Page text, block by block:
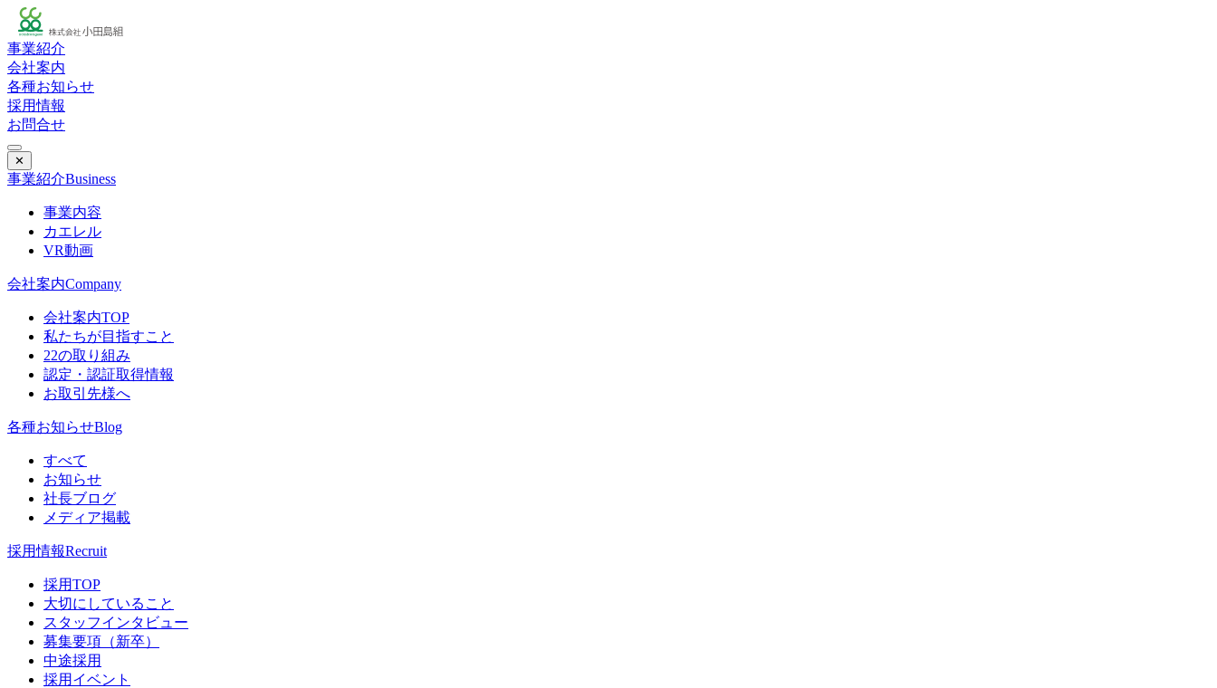
事業紹介
会社案内
各種お知らせ
採用情報
お問合せ
✕
事業紹介Business
事業内容
カエレル
VR動画
会社案内Company
会社案内TOP
私たちが目指すこと
22の取り組み
認定・認証取得情報
お取引先様へ
各種お知らせBlog
すべて
お知らせ
社長ブログ
メディア掲載
採用情報Recruit
採用TOP
大切にしていること
スタッフインタビュー
募集要項（新卒）
中途採用
採用イベント